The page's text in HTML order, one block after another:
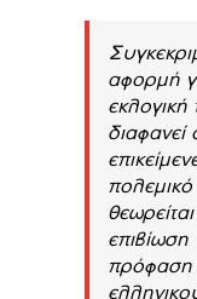
αφορμή
διαφανεί
πρόφαση